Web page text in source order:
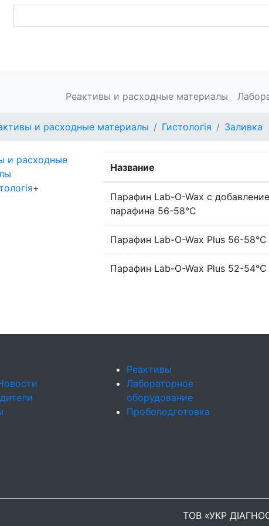
Реактивы и расходные материалы
и расходные материалы Гистологія Заливка
и расходные
+
Название
Парафин Lab-O-Wax с
парафина 56-58°C
Парафин Lab-O-Wax Plus 56-58°C
Парафин Lab-O-Wax Plus 52-54°C
Реактивы
Лабораторное
оборудование
Пробоподготовка
ТОВ «УКР